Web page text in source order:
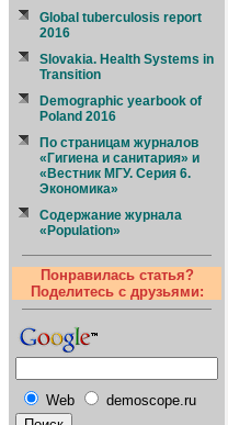
Global tuberculosis report
2016
Slovakia. Health Systems in
Transition
Demographic yearbook of
Poland 2016
По страницам журналов
«Гигиена и санитария» и
«Вестник МГУ. Серия 6.
Экономика»
Содержание журнала
«Population»
Понравилась статья?
Поделитесь с друзьями:
Web demoscope.ru